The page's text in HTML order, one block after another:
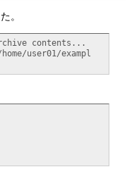
。
contents...
user01/exampl